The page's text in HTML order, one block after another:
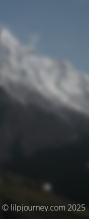
© lilpjourney.com 2025